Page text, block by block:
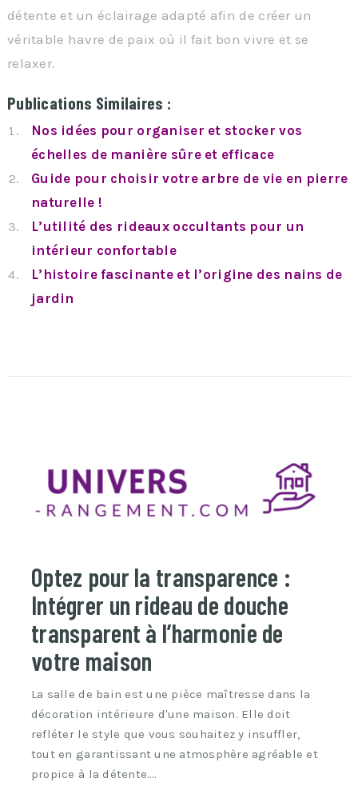
détente et un éclairage adapté afin de créer un
véritable havre de paix où il fait bon vivre et se
relaxer.
Publications Similaires :
Nos idées pour organiser et stocker vos
échelles de manière sûre et efficace
Guide pour choisir votre arbre de vie en pierre
naturelle !
L’utilité des rideaux occultants pour un
intérieur confortable
L’histoire fascinante et l’origine des nains de
jardin
Optez pour la transparence :
Intégrer un rideau de douche
transparent à l’harmonie de
votre maison
La salle de bain est une pièce maîtresse dans la
décoration intérieure d'une maison. Elle doit
refléter le style que vous souhaitez y insuffler,
tout en garantissant une atmosphère agréable et
propice à la détente.…